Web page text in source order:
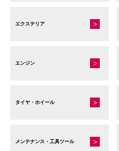
エクステリア
エンジン
タイヤ・ホイール
メンテナンス・工具ツール